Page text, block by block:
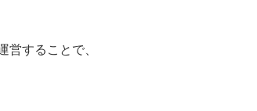
することで、